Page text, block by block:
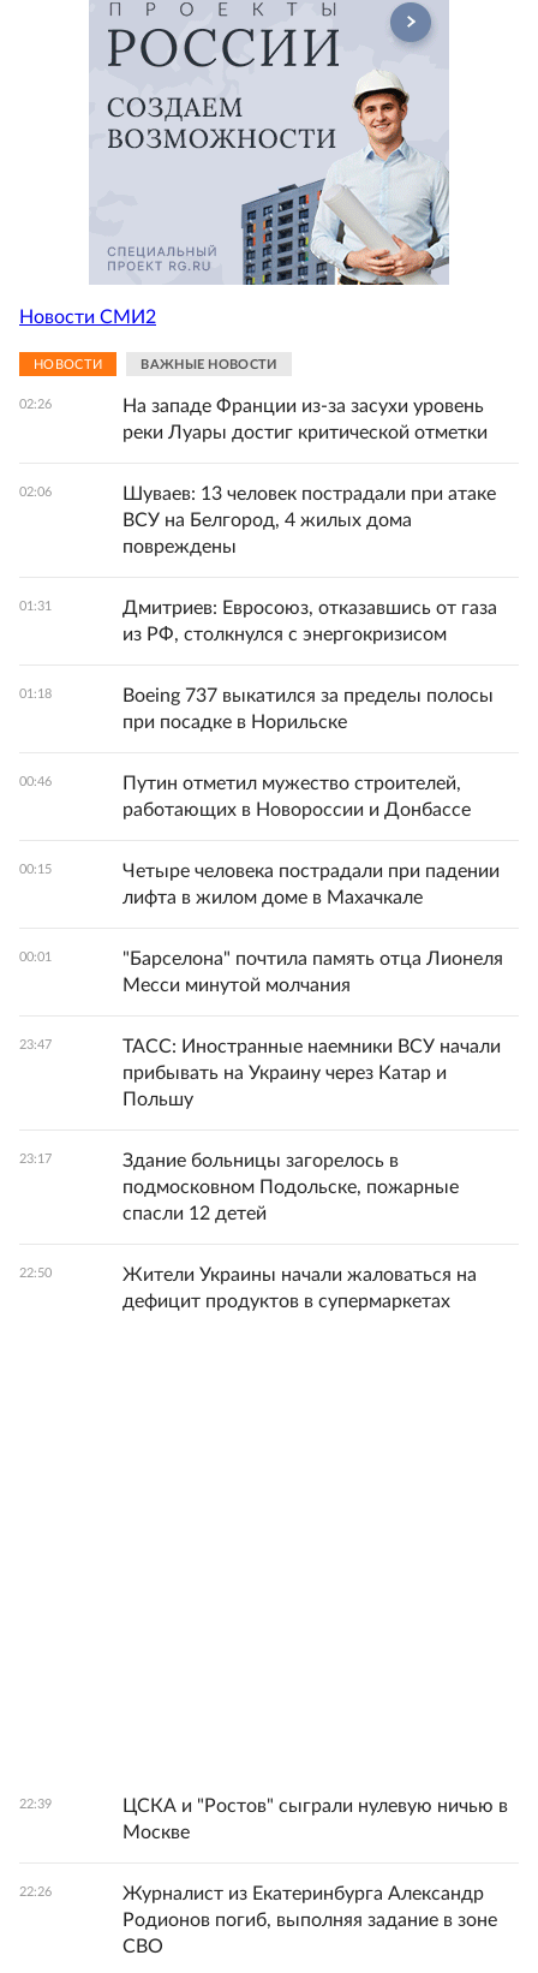
Новости СМИ2
НОВОСТИ ВАЖНЫЕ НОВОСТИ
02:26
На западе Франции из-за засухи уровень
реки Луары достиг критической отметки
02:06
Шуваев: 13 человек пострадали при атаке
ВСУ на Белгород, 4 жилых дома
повреждены
01:31
Дмитриев: Евросоюз, отказавшись от газа
из РФ, столкнулся с энергокризисом
01:18
Boeing 737 выкатился за пределы полосы
при посадке в Норильске
00:46
Путин отметил мужество строителей,
работающих в Новороссии и Донбассе
00:15
Четыре человека пострадали при падении
лифта в жилом доме в Махачкале
00:01
"Барселона" почтила память отца Лионеля
Месси минутой молчания
23:47
ТАСС: Иностранные наемники ВСУ начали
прибывать на Украину через Катар и
Польшу
23:17
Здание больницы загорелось в
подмосковном Подольске, пожарные
спасли 12 детей
22:50
Жители Украины начали жаловаться на
дефицит продуктов в супермаркетах
22:39
ЦСКА и "Ростов" сыграли нулевую ничью в
Москве
22:26
Журналист из Екатеринбурга Александр
Родионов погиб, выполняя задание в зоне
СВО